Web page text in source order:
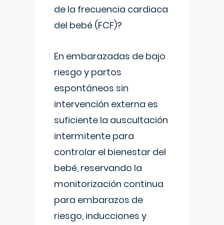
de la frecuencia cardiaca
del bebé (FCF)?
En embarazadas de bajo
riesgo y partos
espontáneos sin
intervención externa es
suficiente la auscultación
intermitente para
controlar el bienestar del
bebé, reservando la
monitorización continua
para embarazos de
riesgo, inducciones y